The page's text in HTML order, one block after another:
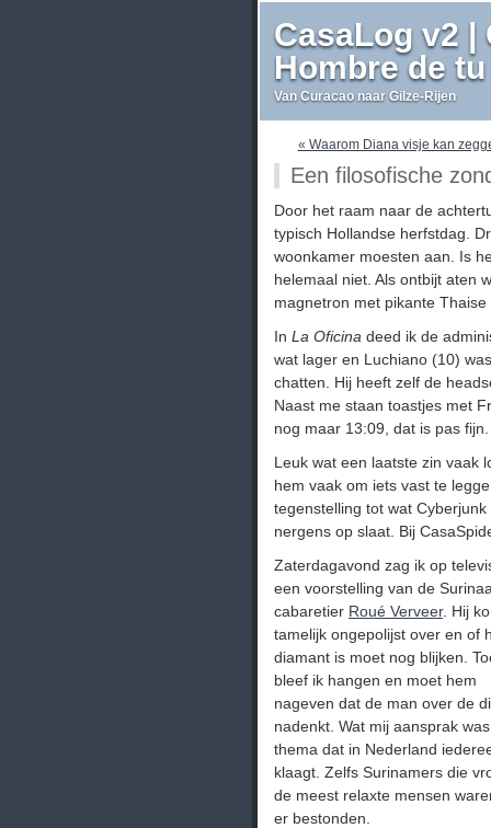
CasaLog v2 |
Hombre de tu
Van Curacao naar Gilze-Rijen
« Waarom Diana visje kan
Een filosofische
Door het raam naar de
typisch Hollandse herfstdag.
woonkamer moesten aan. Is
helemaal niet. Als ontbijt aten
magnetron met pikante Thaise
In La Oficina deed ik de
wat lager en Luchiano (10)
chatten. Hij heeft zelf de
Naast me staan toastjes met
nog maar 13:09, dat is pas fijn.
Leuk wat een laatste zin vaak
hem vaak om iets vast te
tegenstelling tot wat
nergens op slaat. Bij
Zaterdagavond zag ik op
een voorstelling van de
cabaretier Roué Verveer. Hij
tamelijk ongepolijst over en of
diamant is moet nog blijken.
bleef ik hangen en moet hem
nageven dat de man over de
nadenkt. Wat mij aansprak
thema dat in Nederland
klaagt. Zelfs Surinamers die
de meest relaxte mensen
er bestonden.